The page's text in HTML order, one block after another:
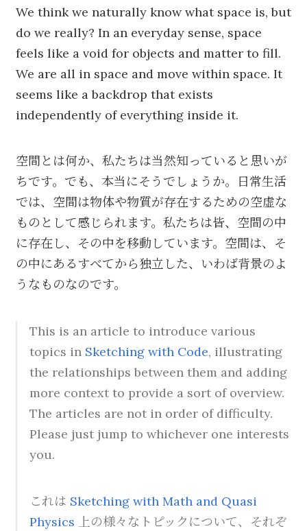
We think we naturally know what space is, but
do we really? In an everyday sense, space
feels like a void for objects and matter to fill.
We are all in space and move within space. It
seems like a backdrop that exists
independently of everything inside it.
空間とは何か、私たちは当然知っていると思いが
ちです。でも、本当にそうでしょうか。日常生活
では、空間は物体や物質が存在するための空虚な
ものとして感じられます。私たちは皆、空間の中
に存在し、その中を移動しています。空間は、そ
の中にあるすべてから独立した、いわば背景のよ
うなものなのです。
This is an article to introduce various
topics in Sketching with Code, illustrating
the relationships between them and adding
more context to provide a sort of overview.
The articles are not in order of difficulty.
Please just jump to whichever one interests
you.
これは Sketching with Math and Quasi
Physics 上の様々なトピックについて、それぞ